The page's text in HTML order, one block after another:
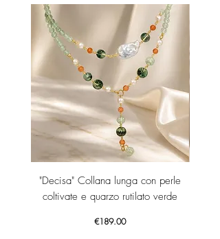
Italy.
"Decisa" Collana lunga con perle
coltivate e quarzo rutilato verde
Price
€189.00